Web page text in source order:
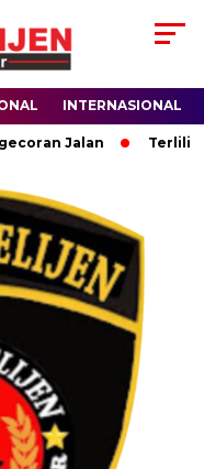
INTERNASIONAL
Jalan Terlilit